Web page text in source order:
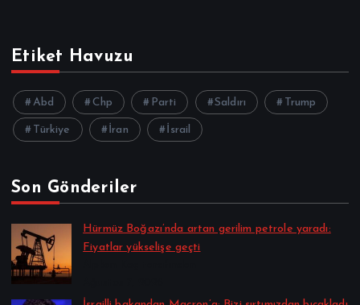
Etiket Havuzu
Abd Chp Parti Saldırı Trump
Türkiye İran İsrail
Son Gönderiler
Hürmüz Boğazı’nda artan gerilim petrole yaradı:
Fiyatlar yükselişe geçti